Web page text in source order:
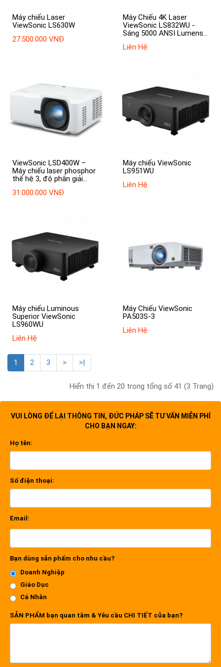
Máy chiếu Laser
ViewSonic LS630W
27.500.000 VNĐ
Máy Chiếu 4K Laser
ViewSonic LS832WU -
Sáng 5000 ANSI Lumens,
Liên Hệ
ViewSonic LSD400W –
Máy chiếu laser phosphor
thế hệ 3, độ phân giải
360°
31.000.000 VNĐ
Máy chiếu ViewSonic
LS951WU
Liên Hệ
Máy chiếu Luminous
Superior ViewSonic
LS960WU
Liên Hệ
Máy Chiếu ViewSonic
PA503S-3
Liên Hệ
1 2 3 > >|
Hiển thị 1 đến 20 trong tổng số 41 (3 Trang)
VUI LÒNG ĐỂ LẠI THÔNG TIN, ĐỨC PHÁP SẼ TƯ VẤN MIỄN PHÍ
CHO BẠN NGAY:
Họ tên:
Số điện thoại:
Email:
Bạn dùng sản phẩm cho nhu cầu?
Doanh Nghiệp
Giáo Dục
Cá Nhân
SẢN PHẨM bạn quan tâm & Yêu cầu CHI TIẾT của bạn?